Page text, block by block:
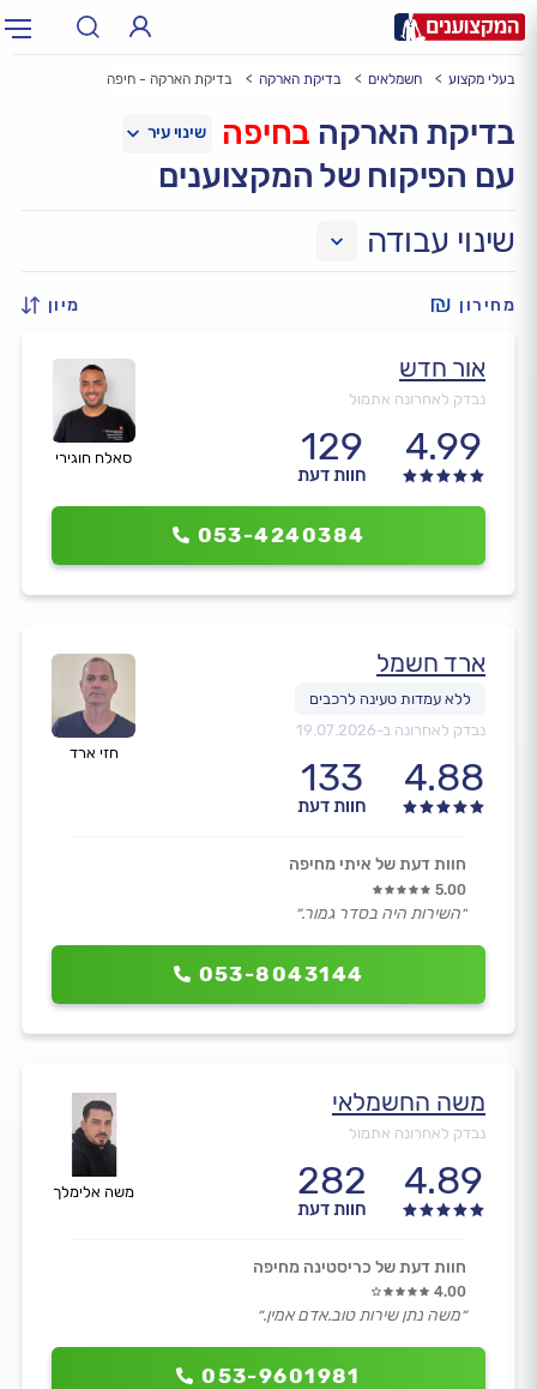
עירעיר: תל אביב, חיפה…
בעלי מקצוע חשמלאים בדיקת הארקה בדיקת הארקה - חיפה
בדיקת הארקה בחיפה
עם הפיקוח של המקצוענים
שינוי עבודה
מחירון מיון
סאלח חוגירי
אור חדש
נבדק לאחרונה אתמול
4.99
129
חוות דעת
053-4240384
חזי ארד
ארד חשמל
נבדק לאחרונה ב-19.07.2026
4.88
133
חוות דעת
053-8043144
חוות דעת של איתי מחיפה
5.00
״השירות היה בסדר גמור.״
משה אלימלך
משה החשמלאי
נבדק לאחרונה אתמול
4.89
282
חוות דעת
053-9601981
חוות דעת של כריסטינה מחיפה
4.00
״משה נתן שירות טוב.אדם אמין.״